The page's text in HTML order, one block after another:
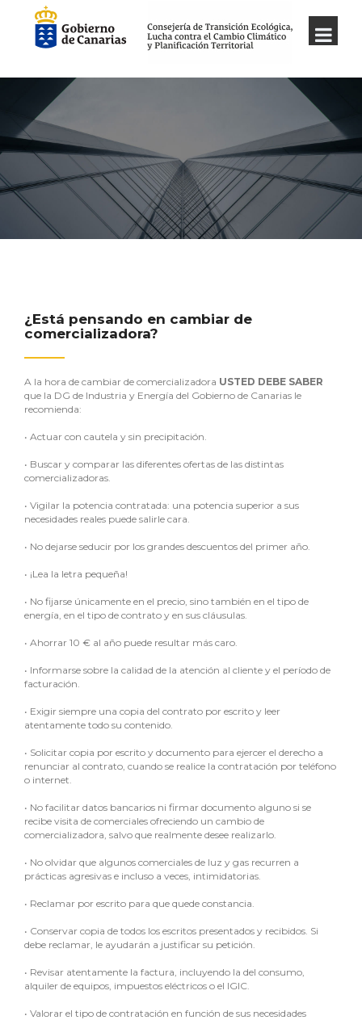
¿Está pensando en cambiar de
comercializadora?
A la hora de cambiar de comercializadora USTED DEBE SABER
que la DG de Industria y Energía del Gobierno de Canarias le
recomienda:
• Actuar con cautela y sin precipitación.
• Buscar y comparar las diferentes ofertas de las distintas
comercializadoras.
• Vigilar la potencia contratada: una potencia superior a sus
necesidades reales puede salirle cara.
• No dejarse seducir por los grandes descuentos del primer año.
• ¡Lea la letra pequeña!
• No fijarse únicamente en el precio, sino también en el tipo de
energía, en el tipo de contrato y en sus cláusulas.
• Ahorrar 10 € al año puede resultar más caro.
• Informarse sobre la calidad de la atención al cliente y el período de
facturación.
• Exigir siempre una copia del contrato por escrito y leer
atentamente todo su contenido.
• Solicitar copia por escrito y documento para ejercer el derecho a
renunciar al contrato, cuando se realice la contratación por teléfono
o internet.
• No facilitar datos bancarios ni firmar documento alguno si se
recibe visita de comerciales ofreciendo un cambio de
comercializadora, salvo que realmente desee realizarlo.
• No olvidar que algunos comerciales de luz y gas recurren a
prácticas agresivas e incluso a veces, intimidatorias.
• Reclamar por escrito para que quede constancia.
• Conservar copia de todos los escritos presentados y recibidos. Si
debe reclamar, le ayudarán a justificar su petición.
• Revisar atentamente la factura, incluyendo la del consumo,
alquiler de equipos, impuestos eléctricos o el IGIC.
• Valorar el tipo de contratación en función de sus necesidades